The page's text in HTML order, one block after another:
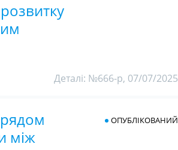
Деталі: №666-р, 07/07/2025
між
ОПУБЛІКОВАНИЙ